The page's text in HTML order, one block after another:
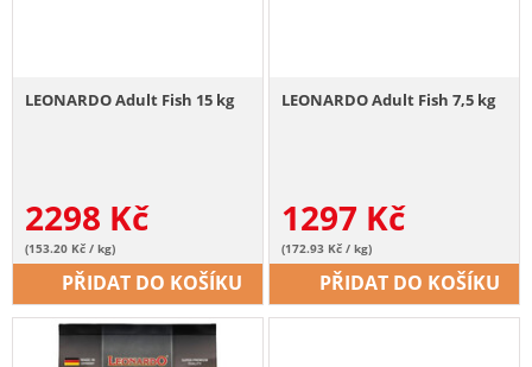
LEONARDO Adult Fish 15 kg
2298 Kč
(153.20 Kč / kg)
PŘIDAT DO KOŠÍKU
LEONARDO Adult Fish 7,5 kg
1297 Kč
(172.93 Kč / kg)
PŘIDAT DO KOŠÍKU